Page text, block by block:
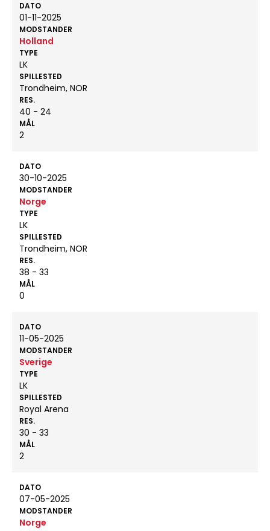
DATO
01-11-2025
MODSTANDER
Holland
TYPE
LK
SPILLESTED
Trondheim, NOR
RES.
40 - 24
MÅL
2
DATO
30-10-2025
MODSTANDER
Norge
TYPE
LK
SPILLESTED
Trondheim, NOR
RES.
38 - 33
MÅL
0
DATO
11-05-2025
MODSTANDER
Sverige
TYPE
LK
SPILLESTED
Royal Arena
RES.
30 - 33
MÅL
2
DATO
07-05-2025
MODSTANDER
Norge